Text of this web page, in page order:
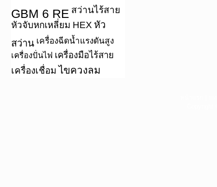
GBM 6 RE สว่านไร้สาย
หัวจับหกเหลี่ยม HEX หัว
สว่าน เครื่องฉีดน้ำแรงดันสูง
เครื่องปั่นไฟ เครื่องมือไร้สาย
เครื่องเชื่อม ไขควงลม